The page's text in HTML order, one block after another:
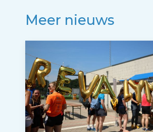
Meer nieuws